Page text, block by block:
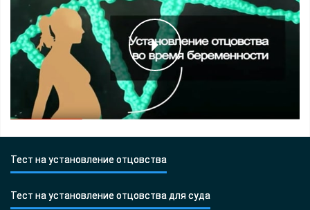
Тест на установление отцовства
Тест на установление отцовства для суда